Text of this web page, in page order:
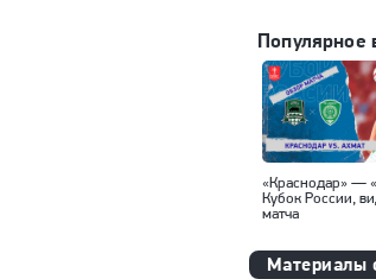
Популярное
«Краснодар» —
Кубок России,
матча
Материалы